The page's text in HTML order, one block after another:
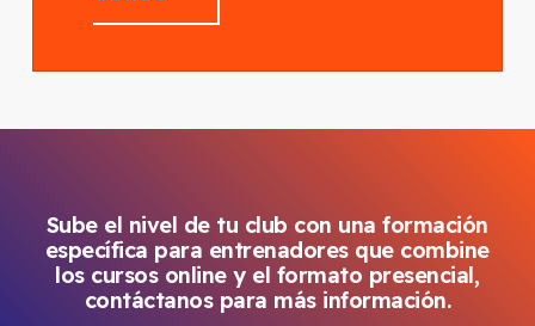
Sube el nivel de tu club con una formación
específica para entrenadores que combine
los cursos online y el formato presencial,
contáctanos para más información.